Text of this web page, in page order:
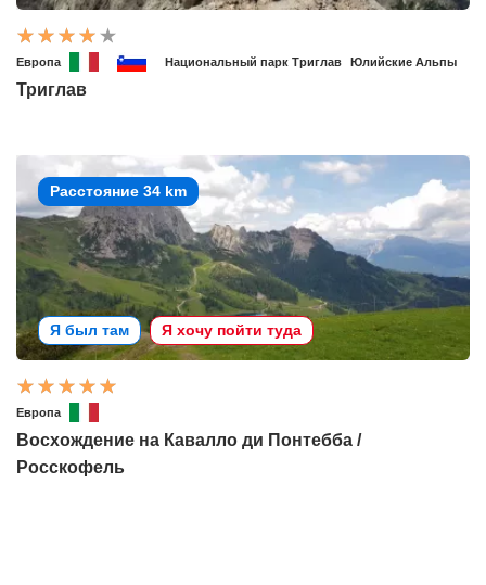
Европа Национальный парк Триглав Юлийские Альпы
Триглав
Расстояние 34 km
Я был там Я хочу пойти туда
Европа
Восхождение на Кавалло ди Понтебба /
Росскофель